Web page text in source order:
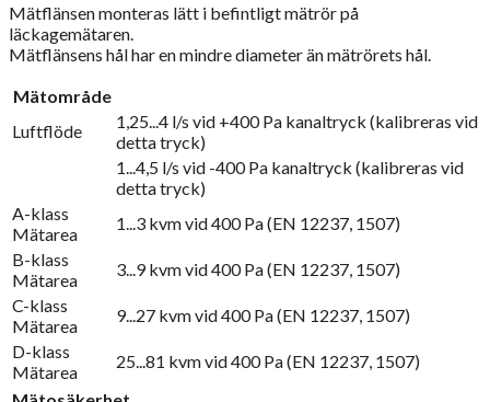
Mätflänsen monteras lätt i befintligt mätrör på
läckagemätaren.
Mätflänsens hål har en mindre diameter än mätrörets hål.
Mätområde
Luftflöde
1,25...4 l/s vid +400 Pa kanaltryck (kalibreras vid
detta tryck)
1...4,5 l/s vid -400 Pa kanaltryck (kalibreras vid
detta tryck)
A-klass
Mätarea
1...3 kvm vid 400 Pa (EN 12237, 1507)
B-klass
Mätarea
3...9 kvm vid 400 Pa (EN 12237, 1507)
C-klass
Mätarea
9...27 kvm vid 400 Pa (EN 12237, 1507)
D-klass
Mätarea
25...81 kvm vid 400 Pa (EN 12237, 1507)